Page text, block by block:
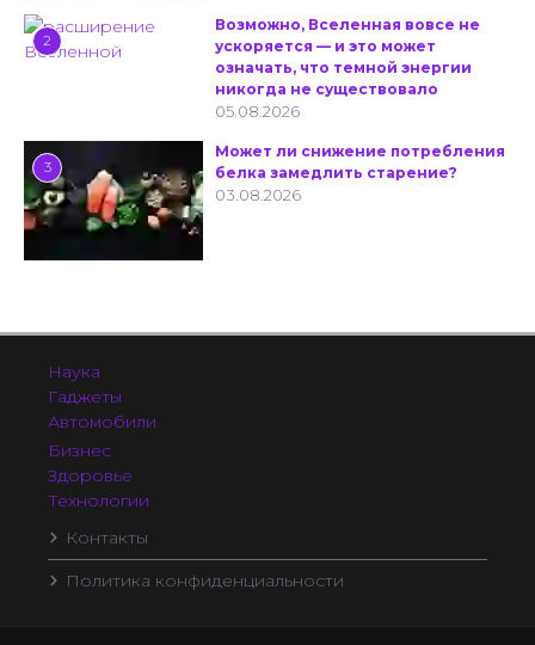
2
Возможно, Вселенная вовсе не
ускоряется — и это может
означать, что темной энергии
никогда не существовало
05.08.2026
3
Может ли снижение потребления
белка замедлить старение?
03.08.2026
Наука
Гаджеты
Автомобили
Бизнес
Здоровье
Технологии
Контакты
Политика конфиденциальности